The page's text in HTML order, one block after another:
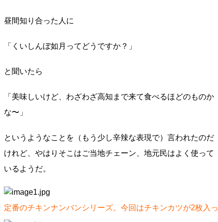
昼間知り合った人に
「くいしんぼ如月ってどうですか？」
と聞いたら
「美味しいけど、わざわざ高知まで来て食べるほどのものか
な〜」
というようなことを（もう少し辛辣な表現で）言われたのだ
けれど、やはりそこはご当地チェーン、地元民はよく使って
いるようだ。
定番のチキンナンバンシリーズ。今回はチキンカツが2枚入